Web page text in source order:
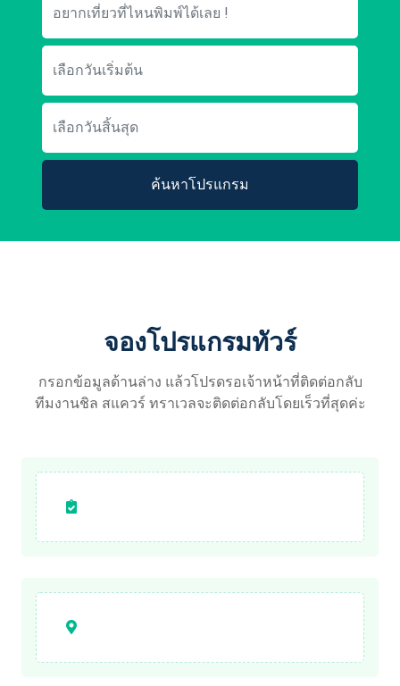
ค้นหาโปรแกรม
จองโปรแกรมทัวร์
กรอกข้อมูลด้านล่าง แล้วโปรดรอเจ้าหน้าที่ติดต่อกลับ
ทีมงานชิล สแควร์ ทราเวลจะติดต่อกลับโดยเร็วที่สุดค่ะ